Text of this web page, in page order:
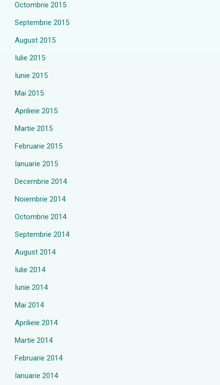
Octombrie 2015
Septembrie 2015
August 2015
Iulie 2015
Iunie 2015
Mai 2015
Aprilieie 2015
Martie 2015
Februarie 2015
Ianuarie 2015
Decembrie 2014
Noiembrie 2014
Octombrie 2014
Septembrie 2014
August 2014
Iulie 2014
Iunie 2014
Mai 2014
Aprilieie 2014
Martie 2014
Februarie 2014
Ianuarie 2014